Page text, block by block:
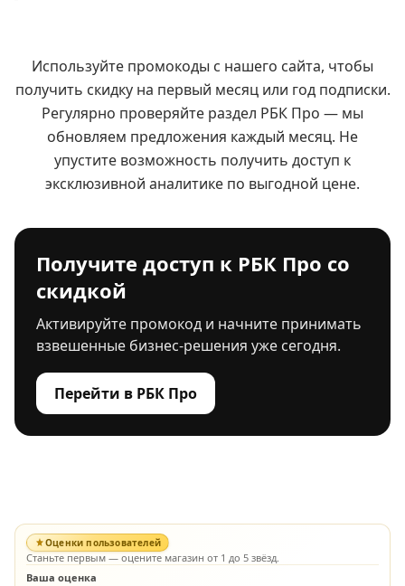
Используйте промокоды с нашего сайта, чтобы
получить скидку на первый месяц или год подписки.
Регулярно проверяйте раздел РБК Про — мы
обновляем предложения каждый месяц. Не
упустите возможность получить доступ к
эксклюзивной аналитике по выгодной цене.
Получите доступ к РБК Про со
скидкой
Активируйте промокод и начните принимать
взвешенные бизнес-решения уже сегодня.
Перейти в РБК Про
Оценки пользователей
Станьте первым — оцените магазин от 1 до 5 звёзд.
Ваша оценка